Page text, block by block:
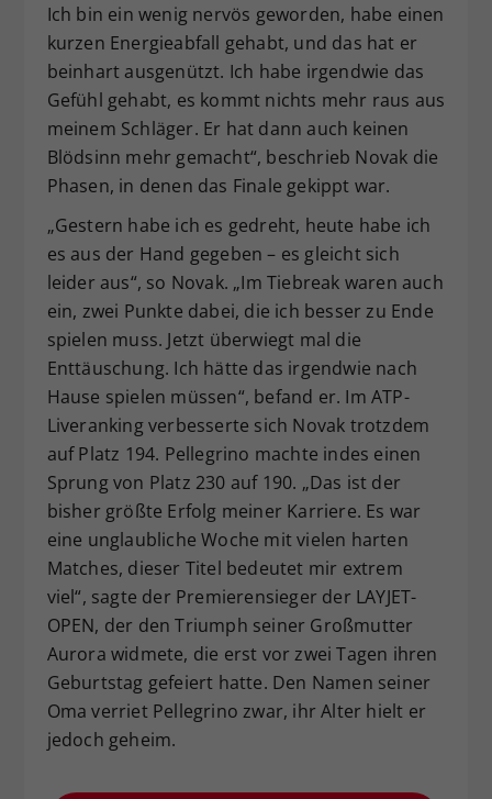
Ich bin ein wenig nervös geworden, habe einen
kurzen Energieabfall gehabt, und das hat er
beinhart ausgenützt. Ich habe irgendwie das
Gefühl gehabt, es kommt nichts mehr raus aus
meinem Schläger. Er hat dann auch keinen
Blödsinn mehr gemacht“, beschrieb Novak die
Phasen, in denen das Finale gekippt war.
„Gestern habe ich es gedreht, heute habe ich
es aus der Hand gegeben – es gleicht sich
leider aus“, so Novak. „Im Tiebreak waren auch
ein, zwei Punkte dabei, die ich besser zu Ende
spielen muss. Jetzt überwiegt mal die
Enttäuschung. Ich hätte das irgendwie nach
Hause spielen müssen“, befand er. Im ATP-
Liveranking verbesserte sich Novak trotzdem
auf Platz 194. Pellegrino machte indes einen
Sprung von Platz 230 auf 190. „Das ist der
bisher größte Erfolg meiner Karriere. Es war
eine unglaubliche Woche mit vielen harten
Matches, dieser Titel bedeutet mir extrem
viel“, sagte der Premierensieger der LAYJET-
OPEN, der den Triumph seiner Großmutter
Aurora widmete, die erst vor zwei Tagen ihren
Geburtstag gefeiert hatte. Den Namen seiner
Oma verriet Pellegrino zwar, ihr Alter hielt er
jedoch geheim.